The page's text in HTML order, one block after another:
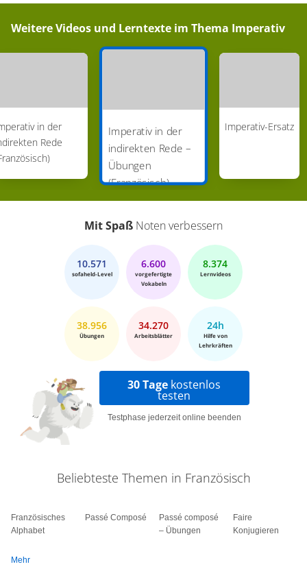
Weitere Videos und Lerntexte im Thema Imperativ
in der
Rede
Imperativ in der
indirekten Rede –
Übungen
(Französisch)
Imperativ-Ersatz
Mit Spaß Noten verbessern
10.571
sofaheld-Level
6.600
vorgefertigte
Vokabeln
8.374
Lernvideos
38.956
Übungen
34.270
Arbeitsblätter
24h
Hilfe von
Lehrkräften
30 Tage kostenlos
testen
Testphase jederzeit online beenden
Beliebteste Themen in Französisch
Französisches
Alphabet
Passé Composé
Passé composé
– Übungen
Faire
Konjugieren
Mehr